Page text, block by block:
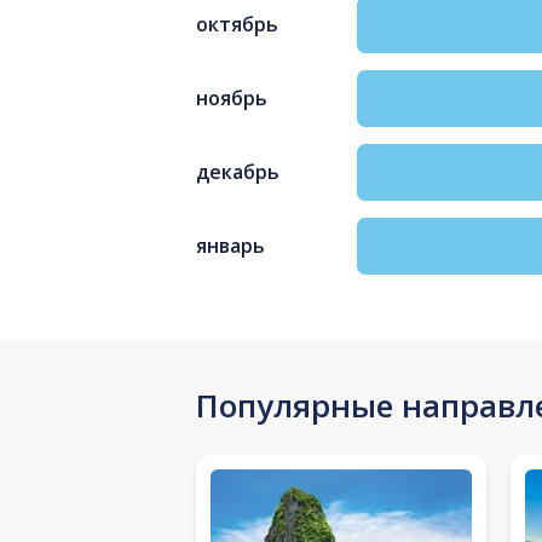
октябрь
ноябрь
декабрь
январь
Популярные